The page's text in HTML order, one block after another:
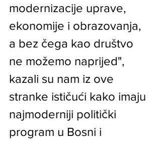
modernizacije uprave,
ekonomije i obrazovanja,
a bez čega kao društvo
ne možemo naprijed",
kazali su nam iz ove
stranke ističući kako imaju
najmoderniji politički
program u Bosni i